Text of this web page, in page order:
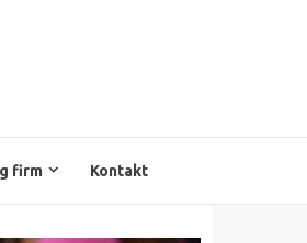
firm Kontakt